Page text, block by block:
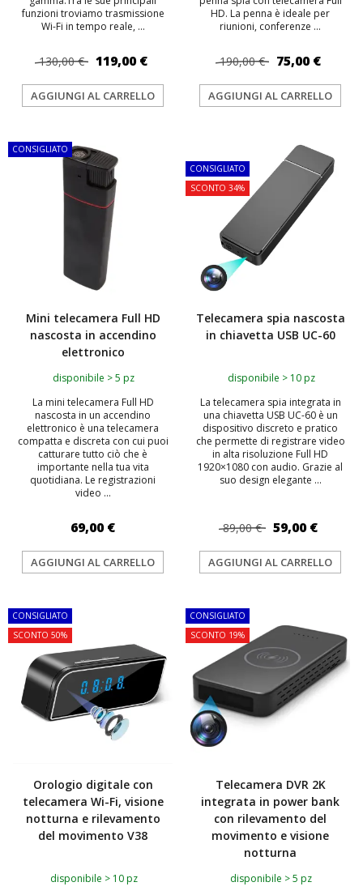
funzioni troviamo trasmissione
Wi-Fi in tempo reale, ...
130,00 € 119,00 €
AGGIUNGI AL CARRELLO
HD. La penna è ideale per
riunioni, conferenze ...
190,00 € 75,00 €
AGGIUNGI AL CARRELLO
CONSIGLIATO
Mini telecamera Full HD
nascosta in accendino
elettronico
disponibile > 5 pz
La mini telecamera Full HD
nascosta in un accendino
elettronico è una telecamera
compatta e discreta con cui puoi
catturare tutto ciò che è
importante nella tua vita
quotidiana. Le registrazioni
video ...
69,00 €
AGGIUNGI AL CARRELLO
CONSIGLIATO
SCONTO 34%
Telecamera spia nascosta
in chiavetta USB UC-60
disponibile > 10 pz
La telecamera spia integrata in
una chiavetta USB UC-60 è un
dispositivo discreto e pratico
che permette di registrare video
in alta risoluzione Full HD
1920×1080 con audio. Grazie al
suo design elegante ...
89,00 € 59,00 €
AGGIUNGI AL CARRELLO
CONSIGLIATO
SCONTO 50%
Orologio digitale con
telecamera Wi-Fi, visione
notturna e rilevamento
del movimento V38
disponibile > 10 pz
CONSIGLIATO
SCONTO 19%
Telecamera DVR 2K
integrata in power bank
con rilevamento del
movimento e visione
notturna
disponibile > 5 pz